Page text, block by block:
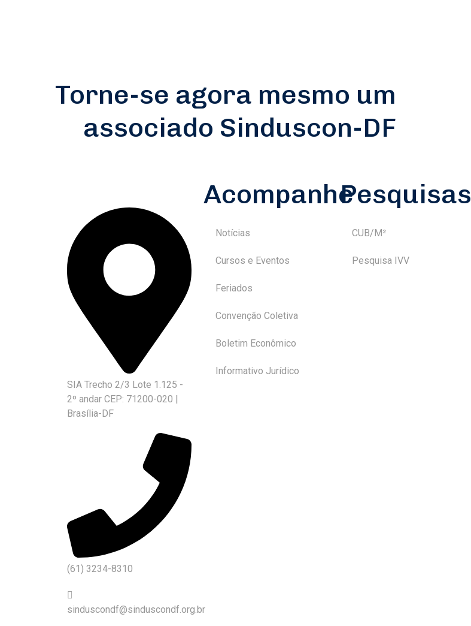
Torne-se agora mesmo um
associado Sinduscon-DF
SIA Trecho 2/3 Lote 1.125 -
2º andar CEP: 71200-020 |
Brasília-DF
(61) 3234-8310
sinduscondf@sinduscondf.org.br
Acompanhe
Notícias
Cursos e Eventos
Feriados
Convenção Coletiva
Boletim Econômico
Informativo Jurídico
Pesquisas
CUB/M²
Pesquisa IVV